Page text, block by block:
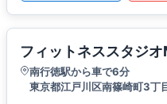
フィットネススタジ
南行徳駅から車で6分
東京都江戸川区南篠崎町3丁